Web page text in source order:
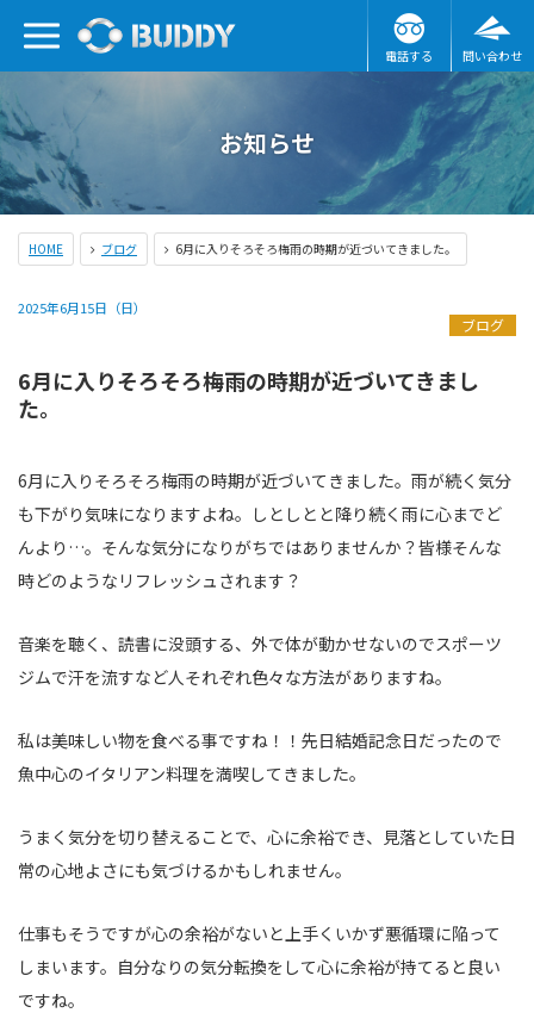
電話する 問い合わせ
お知らせ
HOME ブログ 6月に入りそろそろ梅雨の時期が近づいてきました。
2025年6月15日（日）
ブログ
6月に入りそろそろ梅雨の時期が近づいてきまし
た。
6月に入りそろそろ梅雨の時期が近づいてきました。雨が続く気分
も下がり気味になりますよね。しとしとと降り続く雨に心までど
んより…。そんな気分になりがちではありませんか？皆様そんな
時どのようなリフレッシュされます？
音楽を聴く、読書に没頭する、外で体が動かせないのでスポーツ
ジムで汗を流すなど人それぞれ色々な方法がありますね。
私は美味しい物を食べる事ですね！！先日結婚記念日だったので
魚中心のイタリアン料理を満喫してきました。
うまく気分を切り替えることで、心に余裕でき、見落としていた日
常の心地よさにも気づけるかもしれません。
仕事もそうですが心の余裕がないと上手くいかず悪循環に陥って
しまいます。自分なりの気分転換をして心に余裕が持てると良い
ですね。